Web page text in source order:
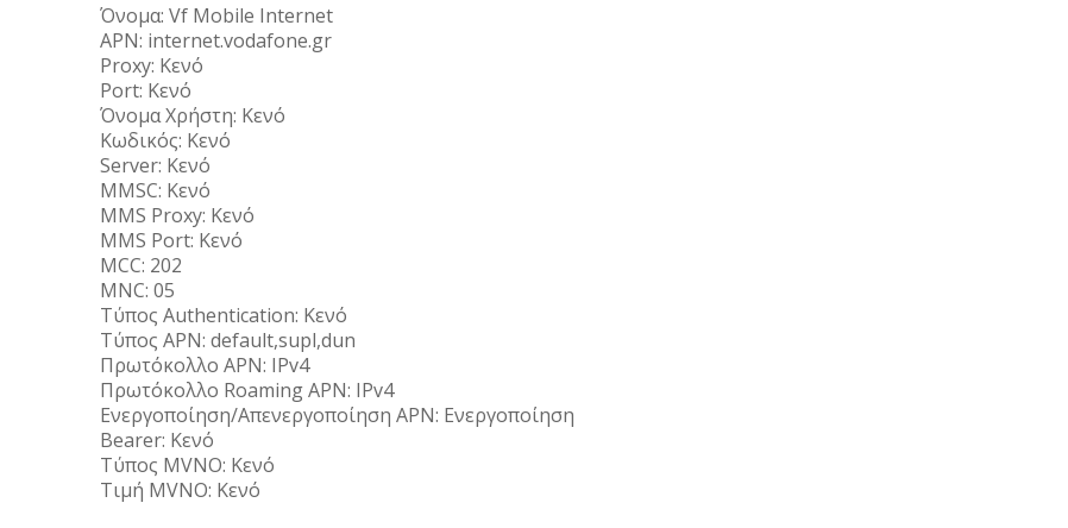
Όνομα: Vf Mobile Internet
APN: internet.vodafone.gr
Proxy: Κενό
Port: Κενό
Όνομα Χρήστη: Κενό
Κωδικός: Κενό
Server: Κενό
MMSC: Κενό
MMS Proxy: Κενό
MMS Port: Κενό
MCC: 202
MNC: 05
Τύπος Αuthentication: Κενό
Τύπος APN: default,supl,dun
Πρωτόκολλο APN: IPv4
Πρωτόκολλο Roaming APN: IPv4
Ενεργοποίηση/Απενεργοποίηση APN: Ενεργοποίηση
Bearer: Κενό
Τύπος MVNO: Κενό
Τιμή MVNO: Kενό